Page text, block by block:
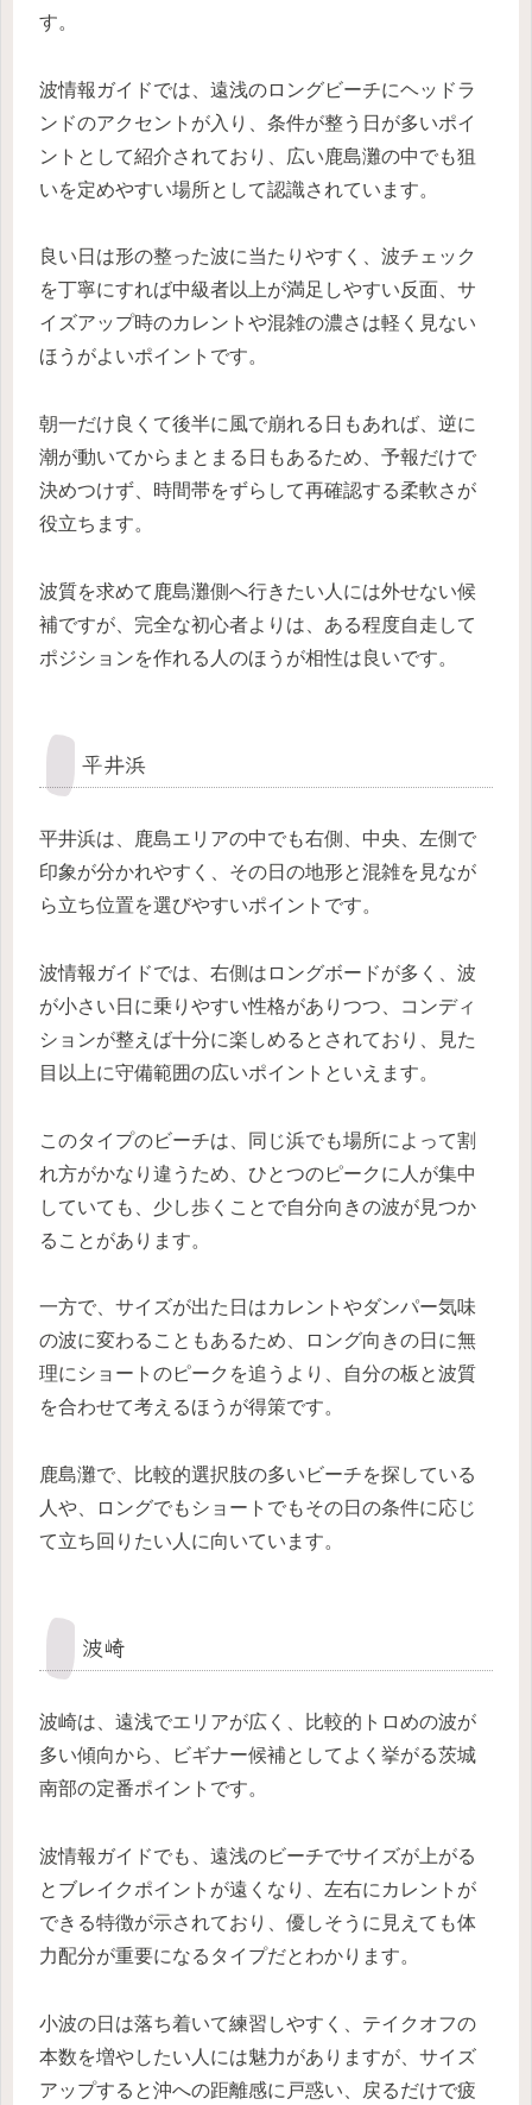
す。
波情報ガイドでは、遠浅のロングビーチにヘッドラ
ンドのアクセントが入り、条件が整う日が多いポイ
ントとして紹介されており、広い鹿島灘の中でも狙
いを定めやすい場所として認識されています。
良い日は形の整った波に当たりやすく、波チェック
を丁寧にすれば中級者以上が満足しやすい反面、サ
イズアップ時のカレントや混雑の濃さは軽く見ない
ほうがよいポイントです。
朝一だけ良くて後半に風で崩れる日もあれば、逆に
潮が動いてからまとまる日もあるため、予報だけで
決めつけず、時間帯をずらして再確認する柔軟さが
役立ちます。
波質を求めて鹿島灘側へ行きたい人には外せない候
補ですが、完全な初心者よりは、ある程度自走して
ポジションを作れる人のほうが相性は良いです。
平井浜
平井浜は、鹿島エリアの中でも右側、中央、左側で
印象が分かれやすく、その日の地形と混雑を見なが
ら立ち位置を選びやすいポイントです。
波情報ガイドでは、右側はロングボードが多く、波
が小さい日に乗りやすい性格がありつつ、コンディ
ションが整えば十分に楽しめるとされており、見た
目以上に守備範囲の広いポイントといえます。
このタイプのビーチは、同じ浜でも場所によって割
れ方がかなり違うため、ひとつのピークに人が集中
していても、少し歩くことで自分向きの波が見つか
ることがあります。
一方で、サイズが出た日はカレントやダンパー気味
の波に変わることもあるため、ロング向きの日に無
理にショートのピークを追うより、自分の板と波質
を合わせて考えるほうが得策です。
鹿島灘で、比較的選択肢の多いビーチを探している
人や、ロングでもショートでもその日の条件に応じ
て立ち回りたい人に向いています。
波崎
波崎は、遠浅でエリアが広く、比較的トロめの波が
多い傾向から、ビギナー候補としてよく挙がる茨城
南部の定番ポイントです。
波情報ガイドでも、遠浅のビーチでサイズが上がる
とブレイクポイントが遠くなり、左右にカレントが
できる特徴が示されており、優しそうに見えても体
力配分が重要になるタイプだとわかります。
小波の日は落ち着いて練習しやすく、テイクオフの
本数を増やしたい人には魅力がありますが、サイズ
アップすると沖への距離感に戸惑い、戻るだけで疲